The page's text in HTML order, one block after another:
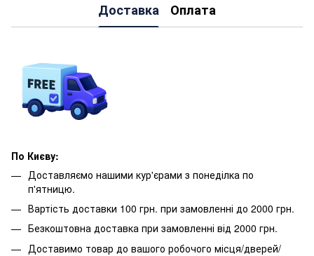
Доставка Оплата
По Києву:
Доставляємо нашими кур'єрами з понеділка по
п'ятницю.
Вартість доставки 100 грн. при замовленні до 2000 грн.
Безкоштовна доставка при замовленні від 2000 грн.
Доставимо товар до вашого робочого місця/дверей/